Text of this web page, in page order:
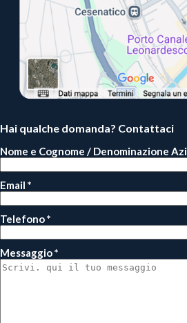
Hai qualche domanda? Contattaci
Nome e Cognome / Denominazione
Email *
Telefono *
Messaggio *